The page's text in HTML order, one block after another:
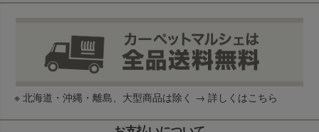
※ 北海道・沖縄・離島、大型商品は除く → 詳しくはこちら